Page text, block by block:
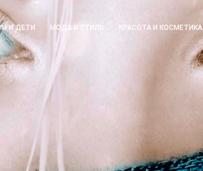
И ДЕТИ МОДА И СТИЛЬ КРАСОТА И КОСМЕТИКА